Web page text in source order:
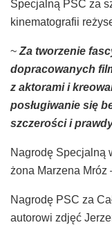
Specjalną PSC za
kinematografii
~ Za tworzenie
dopracowanych
z aktorami i
posługiwanie się
szczerości i
Nagrodę Specjalną
żona Marzena Mróz
Nagrodę PSC za
autorowi zdjęć